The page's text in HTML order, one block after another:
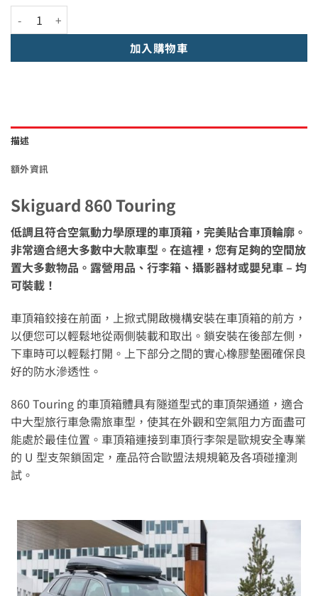
Skiguard 860 Touring 數量
加入購物車
描述
額外資訊
Skiguard 860 Touring
低調且符合空氣動力學原理的車頂箱，完美貼合車頂輪廓。
非常適合絕大多數中大款車型。在這裡，您有足夠的空間放
置大多數物品。露營用品、行李箱、攝影器材或嬰兒車 – 均
可裝載！
車頂箱鉸接在前面，上掀式開啟機構安裝在車頂箱的前方，
以便您可以輕鬆地從兩側裝載和取出。鎖安裝在後部左側，
下車時可以輕鬆打開。上下部分之間的實心橡膠墊圈確保良
好的防水滲透性。
860 Touring 的車頂箱體具有隧道型式的車頂架通道，適合
中大型旅行車急需旅車型，使其在外觀和空氣阻力方面盡可
能處於最佳位置。車頂箱連接到車頂行李架是歐規安全專業
的 U 型支架鎖固定，產品符合歐盟法規規範及各項碰撞測
試。